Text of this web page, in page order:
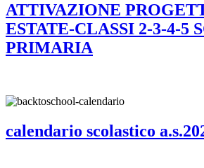
ATTIVAZIONE
ESTATE-CLASSI 2-3-4-5
PRIMARIA
calendario scolastico